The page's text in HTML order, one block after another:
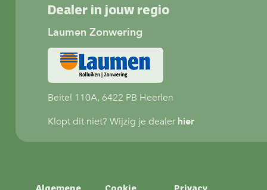
Dealer in jouw regio
Laumen Zonwering
Beitel 110A, 6422 PB Heerlen
Klopt dit niet? Wijzig je dealerhier
Privacy
Cookie
Algemene